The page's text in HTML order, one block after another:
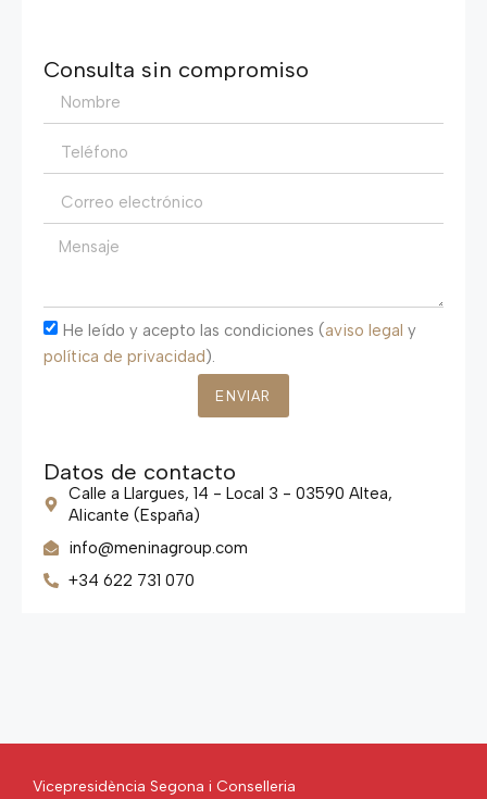
Consulta sin compromiso
He leído y acepto las condiciones (aviso legal y
política de privacidad).
ENVIAR
Datos de contacto
Calle a Llargues, 14 - Local 3 - 03590 Altea,
Alicante (España)
info@meninagroup.com
+34 622 731 070
Vicepresidència Segona i Conselleria